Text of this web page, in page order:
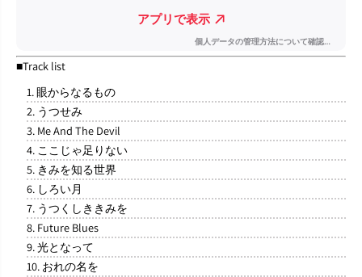
■Track list
1. 眼からなるもの
2. うつせみ
3. Me And The Devil
4. ここじゃ足りない
5. きみを知る世界
6. しろい月
7. うつくしききみを
8. Future Blues
9. 光となって
10. おれの名を